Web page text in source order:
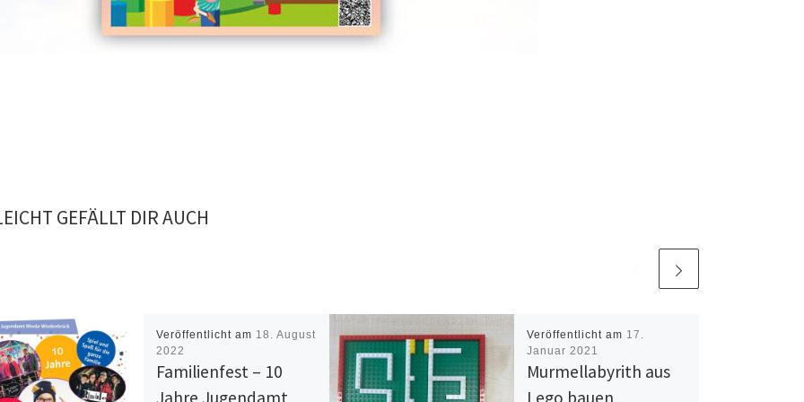
GEFÄLLT DIR AUCH
Veröffentlicht am 18. August
2022
Familienfest – 10
Jahre Jugendamt
Veröffentlicht am 17.
Januar 2021
Murmellabyrith aus
Lego bauen